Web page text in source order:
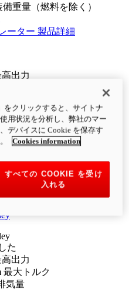
備重量（燃料を除く）
ーター 製品詳細
出力
ーター 製品詳細
最大トルク
備重量（燃料を除く）
た
出力
最大トルク
気量
をクリックすると、サイトナ
用状況を分析し、弊社のマー
デバイスに Cookie を保存す
Cookies information
すべての COOKIE を受け
入れる